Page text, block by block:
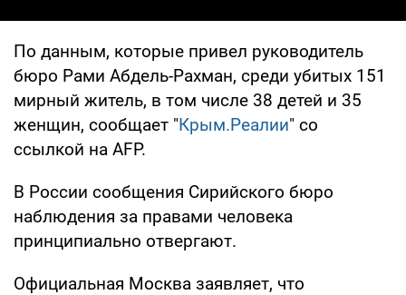
По данным, которые привел руководитель
бюро Рами Абдель-Рахман, среди убитых 151
мирный житель, в том числе 38 детей и 35
женщин, сообщает "Крым.Реалии" со
ссылкой на AFP.
В России сообщения Сирийского бюро
наблюдения за правами человека
принципиально отвергают.
Официальная Москва заявляет, что